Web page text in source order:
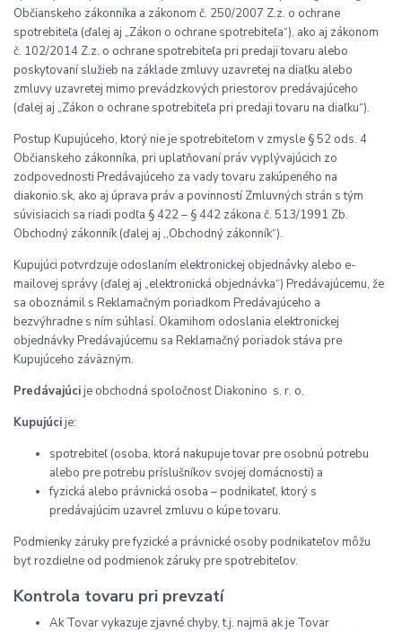
Občianskeho zákonníka a zákonom č. 250/2007 Z.z. o ochrane
spotrebiteľa (ďalej aj „Zákon o ochrane spotrebiteľa“), ako aj zákonom
č. 102/2014 Z.z. o ochrane spotrebiteľa pri predaji tovaru alebo
poskytovaní služieb na základe zmluvy uzavretej na diaľku alebo
zmluvy uzavretej mimo prevádzkových priestorov predávajúceho
(ďalej aj „Zákon o ochrane spotrebiteľa pri predaji tovaru na diaľku“).
Postup Kupujúceho, ktorý nie je spotrebiteľom v zmysle § 52 ods. 4
Občianskeho zákonníka, pri uplatňovaní práv vyplývajúcich zo
zodpovednosti Predávajúceho za vady tovaru zakúpeného na
diakonio.sk, ako aj úprava práv a povinností Zmluvných strán s tým
súvisiacich sa riadi podľa § 422 – § 442 zákona č. 513/1991 Zb.
Obchodný zákonník (ďalej aj ,,Obchodný zákonník“).
Kupujúci potvrdzuje odoslaním elektronickej objednávky alebo e-
mailovej správy (ďalej aj „elektronická objednávka“) Predávajúcemu, že
sa oboznámil s Reklamačným poriadkom Predávajúceho a
bezvýhradne s ním súhlasí. Okamihom odoslania elektronickej
objednávky Predávajúcemu sa Reklamačný poriadok stáva pre
Kupujúceho záväzným.
Predávajúcije obchodná spoločnosť Diakonino s. r. o.
Kupujúcije:
spotrebiteľ (osoba, ktorá nakupuje tovar pre osobnú potrebu
alebo pre potrebu príslušníkov svojej domácnosti) a
fyzická alebo právnická osoba – podnikateľ, ktorý s
predávajúcim uzavrel zmluvu o kúpe tovaru.
Podmienky záruky pre fyzické a právnické osoby podnikateľov môžu
byť rozdielne od podmienok záruky pre spotrebiteľov.
Kontrola tovaru pri prevzatí
Ak Tovar vykazuje zjavné chyby, t.j. najmä ak je Tovar